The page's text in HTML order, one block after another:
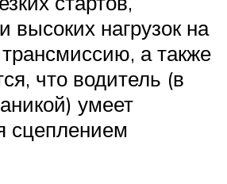
высоких нагрузок на
а также
что водитель (в
умеет
сцеплением